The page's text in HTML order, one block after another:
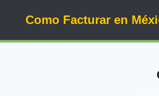
Como Facturar en